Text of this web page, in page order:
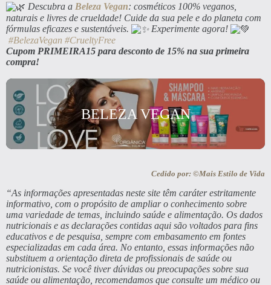
Descubra a Beleza Vegan: cosméticos 100% veganos,
naturais e livres de crueldade! Cuide da sua pele e do planeta com
fórmulas eficazes e sustentáveis.
Experimente agora!
#BelezaVegan #CrueltyFree
Cupom PRIMEIRA15 para desconto de 15% na sua primeira
compra!
BELEZA VEGAN
Cedido por: ©Mais Estilo de Vida
“As informações apresentadas neste site têm caráter estritamente
informativo, com o propósito de ampliar o conhecimento sobre
uma variedade de temas, incluindo saúde e alimentação. Os dados
nutricionais e as declarações contidas aqui são voltados para fins
educativos e de pesquisa, sempre com embasamento em fontes
especializadas em cada área. No entanto, essas informações não
substituem a orientação direta de profissionais de saúde ou
nutricionistas. Se você tiver dúvidas ou preocupações sobre sua
saúde ou alimentação, recomendamos que consulte um médico ou